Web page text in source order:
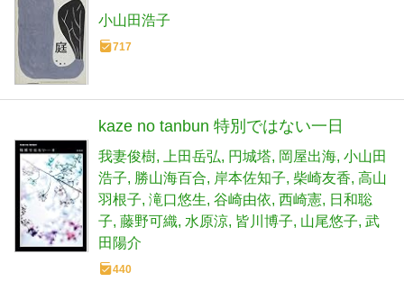
小山田浩子
717
kaze no tanbun 特別ではない一日
我妻俊樹 上田岳弘 円城塔 岡屋出海 小山田
浩子 勝山海百合 岸本佐知子 柴崎友香 高山
羽根子 滝口悠生 谷崎由依 西崎憲
日和聡
子 藤野可織 水原涼 皆川博子 山尾悠子 武
田陽介
440